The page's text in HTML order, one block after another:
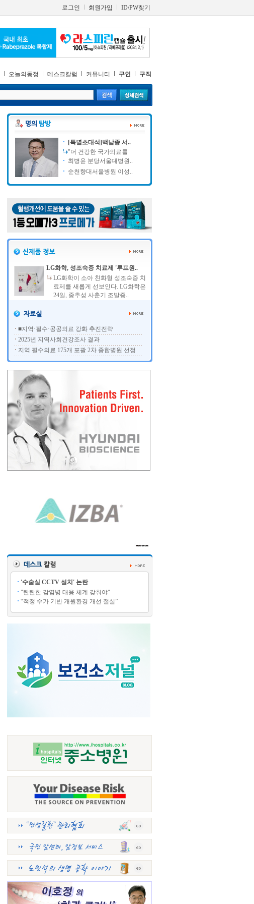
로그인 회원가입 ID/PW찾기
오늘의동정 데스크칼럼 커뮤니티 구인 구직
[특별초대석]백남종 서..
"더 건강한 국가의료를
최병윤 분당서울대병원..
순천향대서울병원 이성..
LG화학, 성조숙증 치료제 '루프원..
LG화학이 소아 친화형 성조숙증 치
료제를 새롭게 선보인다. LG화학은
24일, 중추성 사춘기 조발증..
■지역·필수·공공의료 강화 추진전략
2025년 지역사회건강조사 결과
지역 필수의료 175개 포괄 2차 종합병원 선정
'수술실 CCTV 설치' 논란
"탄탄한 감염병 대응 체계 갖춰야"
“적정 수가 기반 개원환경 개선 절실”